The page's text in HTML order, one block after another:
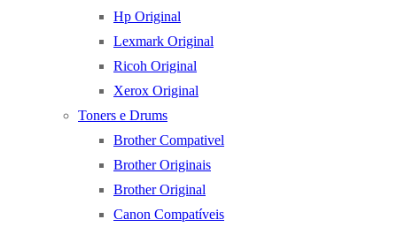
Hp Original
Lexmark Original
Ricoh Original
Xerox Original
Toners e Drums
Brother Compativel
Brother Originais
Brother Original
Canon Compatíveis